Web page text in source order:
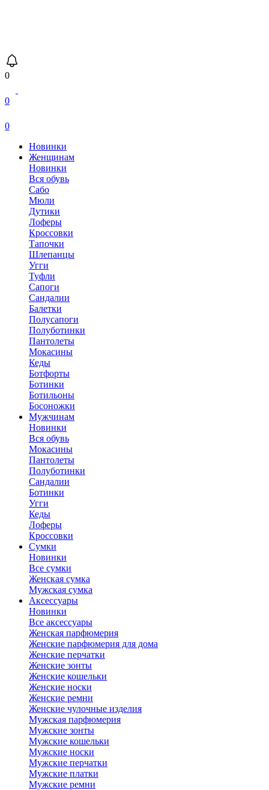
0
0
0
Новинки
Женщинам
Новинки
Вся обувь
Сабо
Мюли
Дутики
Лоферы
Кроссовки
Тапочки
Шлепанцы
Угги
Туфли
Сапоги
Сандалии
Балетки
Полусапоги
Полуботинки
Пантолеты
Мокасины
Кеды
Ботфорты
Ботинки
Ботильоны
Босоножки
Мужчинам
Новинки
Вся обувь
Мокасины
Пантолеты
Полуботинки
Сандалии
Ботинки
Угги
Кеды
Лоферы
Кроссовки
Сумки
Новинки
Все сумки
Женская сумка
Мужская сумка
Аксессуары
Новинки
Все аксессуары
Женская парфюмерия
Женские парфюмерия для дома
Женские перчатки
Женские зонты
Женские кошельки
Женские носки
Женские ремни
Женские чулочные изделия
Мужская парфюмерия
Мужские зонты
Мужские кошельки
Мужские носки
Мужские перчатки
Мужские платки
Мужские ремни